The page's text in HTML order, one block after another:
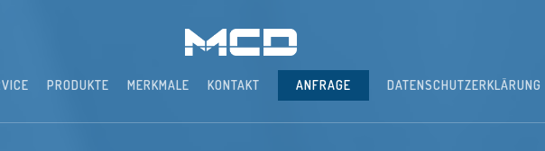
PRODUKTE MERKMALE KONTAKT ANFRAGE DATENSCHUTZERKLÄRUNG